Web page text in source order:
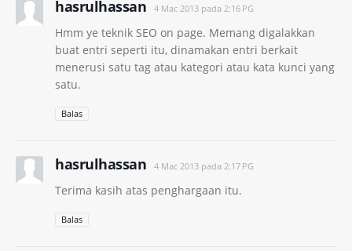
hasrulhassan 4 Mac 2013 pada 2:16 PG
Hmm ye teknik SEO on page. Memang digalakkan
buat entri seperti itu, dinamakan entri berkait
menerusi satu tag atau kategori atau kata kunci yang
satu.
Balas
hasrulhassan 4 Mac 2013 pada 2:17 PG
Terima kasih atas penghargaan itu.
Balas